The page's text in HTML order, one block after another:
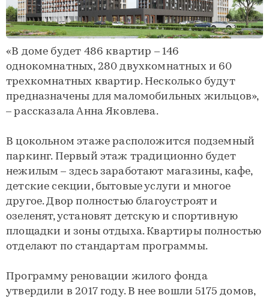
«В доме будет 486 квартир – 146
однокомнатных, 280 двухкомнатных и 60
трехкомнатных квартир. Несколько будут
предназначены для маломобильных жильцов»,
– рассказала Анна Яковлева.
В цокольном этаже расположится подземный
паркинг. Первый этаж традиционно будет
нежилым – здесь заработают магазины, кафе,
детские секции, бытовые услуги и многое
другое. Двор полностью благоустроят и
озеленят, установят детскую и спортивную
площадки и зоны отдыха. Квартиры полностью
отделают по стандартам программы.
Программу реновации жилого фонда
утвердили в 2017 году. В нее вошли 5175 домов,